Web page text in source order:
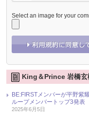
Select an image for your
King＆Prince 岩橋玄
BE:FIRSTメンバーが平野
ループメンバートップ3発表
2025年6月5日